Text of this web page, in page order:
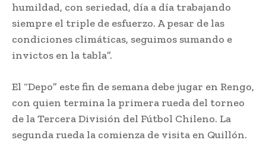
humildad, con seriedad, día a día trabajando
siempre el triple de esfuerzo. A pesar de las
condiciones climáticas, seguimos sumando e
invictos en la tabla”.
El “Depo” este fin de semana debe jugar en Rengo,
con quien termina la primera rueda del torneo
de la Tercera División del Fútbol Chileno. La
segunda rueda la comienza de visita en Quillón.